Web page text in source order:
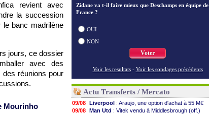
revient avec
la succession
le banc madrilène
jours, ce dossier
avec des
réunions pour
Mourinho
Zidane va t-il faire mieux que Deschamps en équipe de
France ?
OUI
NON
Voter
Voir les resultats - Voir les sondages précédents
Actu Transferts / Mercato
09/08 Liverpool : Araujo, une option d'achat à 55 M€
09/08 Man Utd : Vitek vendu à Middlesbrough (off.)